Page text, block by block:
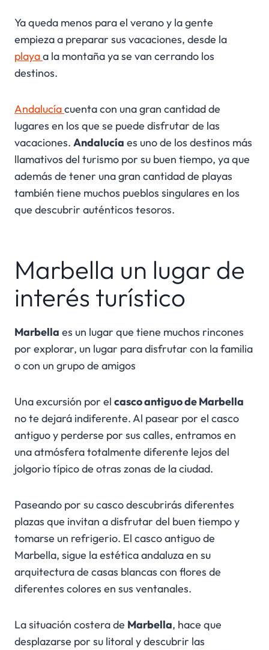
Ya queda menos para el verano y la gente
empieza a preparar sus vacaciones, desde la
playaa la montaña ya se van cerrando los
destinos.
Andalucíacuenta con una gran cantidad de
lugares en los que se puede disfrutar de las
vacaciones. Andalucía es uno de los destinos más
llamativos del turismo por su buen tiempo, ya que
además de tener una gran cantidad de playas
también tiene muchos pueblos singulares en los
que descubrir auténticos tesoros.
Marbella un lugar de
interés turístico
Marbella es un lugar que tiene muchos rincones
por explorar, un lugar para disfrutar con la familia
o con un grupo de amigos
Una excursión por el casco antiguo de Marbella
no te dejará indiferente. Al pasear por el casco
antiguo y perderse por sus calles, entramos en
una atmósfera totalmente diferente lejos del
jolgorio típico de otras zonas de la ciudad.
Paseando por su casco descubrirás diferentes
plazas que invitan a disfrutar del buen tiempo y
tomarse un refrigerio. El casco antiguo de
Marbella, sigue la estética andaluza en su
arquitectura de casas blancas con flores de
diferentes colores en sus ventanales.
La situación costera de Marbella, hace que
desplazarse por su litoral y descubrir las